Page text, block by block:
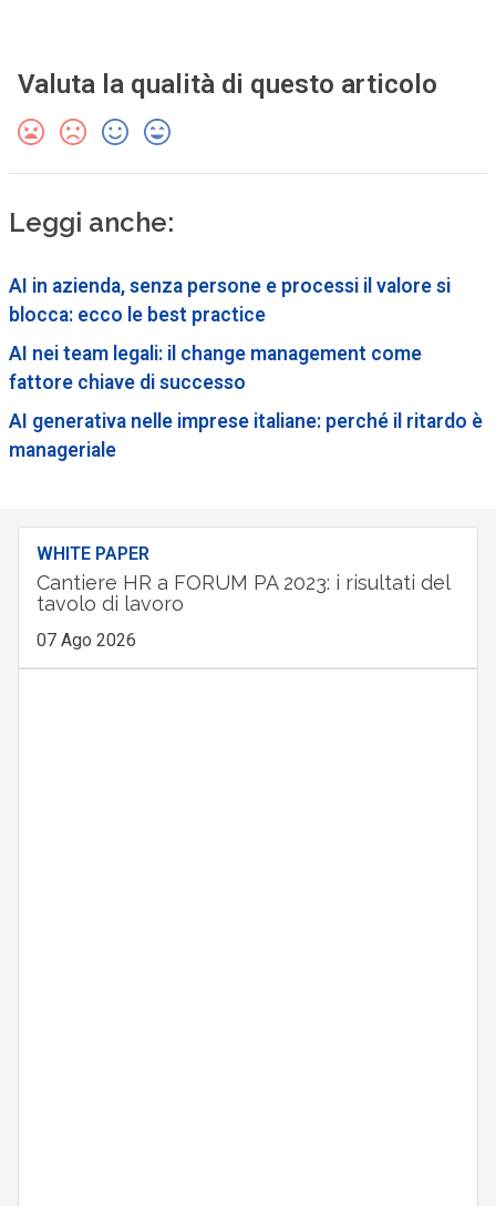
Valuta la qualità di questo articolo
Leggi anche:
AI in azienda, senza persone e processi il valore si
blocca: ecco le best practice
AI nei team legali: il change management come
fattore chiave di successo
AI generativa nelle imprese italiane: perché il ritardo è
manageriale
WHITE PAPER
Cantiere HR a FORUM PA 2023: i risultati del
tavolo di lavoro
07 Ago 2026